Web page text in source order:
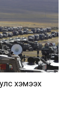
хэмээх